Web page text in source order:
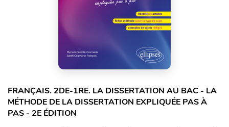
FRANÇAIS. 2DE-1RE. LA DISSERTATION AU BAC - LA
MÉTHODE DE LA DISSERTATION EXPLIQUÉE PAS À
PAS - 2E ÉDITION